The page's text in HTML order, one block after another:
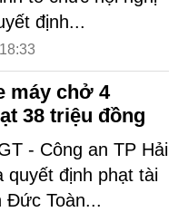
định...
máy chở 4
38 triệu đồng
- Công an TP Hải
quyết định phạt tài
Đức Toàn...